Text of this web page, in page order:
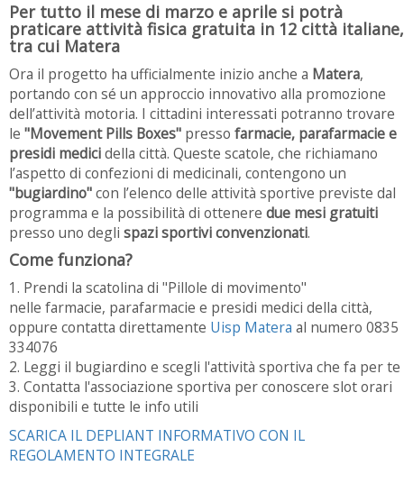
Per tutto il mese di marzo e aprile si potrà
praticare attività fisica gratuita in 12 città italiane,
tra cui Matera
Ora il progetto ha ufficialmente inizio anche a Matera,
portando con sé un approccio innovativo alla promozione
dell’attività motoria. I cittadini interessati potranno trovare
le "Movement Pills Boxes" presso farmacie, parafarmacie e
presidi medicidella città. Queste scatole, che richiamano
l’aspetto di confezioni di medicinali, contengono un
"bugiardino"con l’elenco delle attività sportive previste dal
programma e la possibilità di ottenere due mesi gratuiti
presso uno degli spazi sportivi convenzionati.
Come funziona?
1. Prendi la scatolina di "Pillole di movimento"
nelle farmacie, parafarmacie e presidi medici della città,
oppure contatta direttamente Uisp Matera al numero 0835
334076
2. Leggi il bugiardino e scegli l'attività sportiva che fa per te
3. Contatta l'associazione sportiva per conoscere slot orari
disponibili e tutte le info utili
SCARICA IL DEPLIANT INFORMATIVO CON IL
REGOLAMENTO INTEGRALE